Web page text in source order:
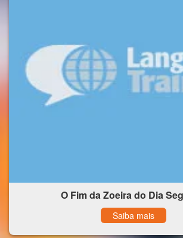
O Fim da Zoeira do Dia
Saiba mais